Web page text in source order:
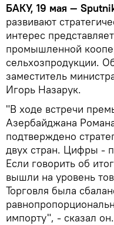
БАКУ, 19 мая —
развивают
интерес
промышленной
сельхозпродукции.
заместитель
Игорь Назарук.
"В ходе встречи
Азербайджана
подтверждено
двух стран. Цифры -
Если говорить об
вышли на уровень
Торговля была
импорту", - сказал он.